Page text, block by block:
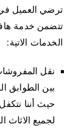
ترضي العميل
تتضمن خدمة
الخدمات الاتية:
نقل
بين الطوابق
حيث أننا
لجميع